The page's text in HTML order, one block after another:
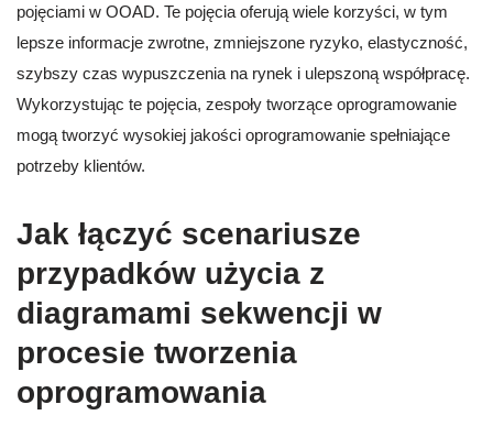
pojęciami w OOAD. Te pojęcia oferują wiele korzyści, w tym
lepsze informacje zwrotne, zmniejszone ryzyko, elastyczność,
szybszy czas wypuszczenia na rynek i ulepszoną współpracę.
Wykorzystując te pojęcia, zespoły tworzące oprogramowanie
mogą tworzyć wysokiej jakości oprogramowanie spełniające
potrzeby klientów.
Jak łączyć scenariusze
przypadków użycia z
diagramami sekwencji w
procesie tworzenia
oprogramowania